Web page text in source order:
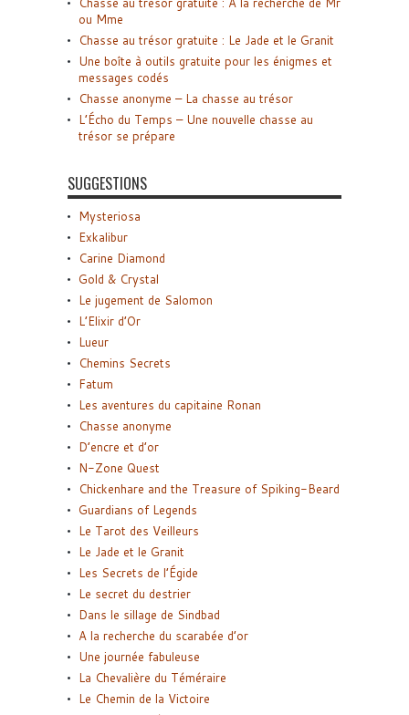
ou Mme
Chasse au trésor gratuite : Le Jade et le Granit
Une boîte à outils gratuite pour les énigmes et
messages codés
Chasse anonyme – La chasse au trésor
L’Écho du Temps – Une nouvelle chasse au
trésor se prépare
SUGGESTIONS
Mysteriosa
Exkalibur
Carine Diamond
Gold & Crystal
Le jugement de Salomon
L’Elixir d’Or
Lueur
Chemins Secrets
Fatum
Les aventures du capitaine Ronan
Chasse anonyme
D’encre et d’or
N-Zone Quest
Chickenhare and the Treasure of Spiking-Beard
Guardians of Legends
Le Tarot des Veilleurs
Le Jade et le Granit
Les Secrets de l’Égide
Le secret du destrier
Dans le sillage de Sindbad
A la recherche du scarabée d’or
Une journée fabuleuse
La Chevalière du Téméraire
Le Chemin de la Victoire